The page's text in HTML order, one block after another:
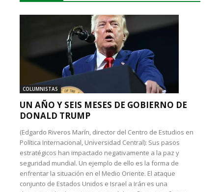
COLUMNISTAS
UN AÑO Y SEIS MESES DE GOBIERNO DE
DONALD TRUMP
(Edgardo Riveros Marín, director del Centro de Estudios en
Política Internacional, Universidad Central): Sus pasos
estratégicos han impactado negativamente a la paz y
seguridad mundial. Un ejemplo de ello es la forma de
enfrentar la situación en el Medio Oriente. El ataque
conjunto de Estados Unidos e Israel a Irán es una